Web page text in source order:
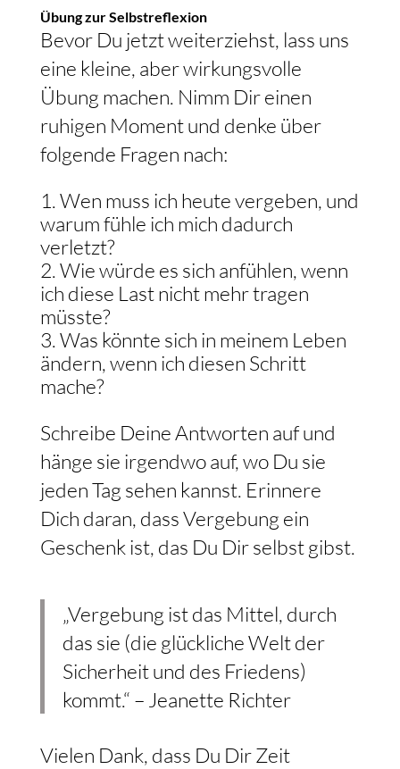
Übung zur Selbstreflexion
Bevor Du jetzt weiterziehst, lass uns
eine kleine, aber wirkungsvolle
Übung machen. Nimm Dir einen
ruhigen Moment und denke über
folgende Fragen nach:
Wen muss ich heute vergeben, und
warum fühle ich mich dadurch
verletzt?
Wie würde es sich anfühlen, wenn
ich diese Last nicht mehr tragen
müsste?
Was könnte sich in meinem Leben
ändern, wenn ich diesen Schritt
mache?
Schreibe Deine Antworten auf und
hänge sie irgendwo auf, wo Du sie
jeden Tag sehen kannst. Erinnere
Dich daran, dass Vergebung ein
Geschenk ist, das Du Dir selbst gibst.
„Vergebung ist das Mittel, durch
das sie (die glückliche Welt der
Sicherheit und des Friedens)
kommt.“ – Jeanette Richter
Vielen Dank, dass Du Dir Zeit